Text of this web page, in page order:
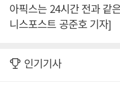
아픽스는 24시간 전과 같
니스포스트 공준호 기자]
인기기사